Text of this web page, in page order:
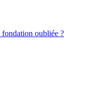
fondation oubliée ?